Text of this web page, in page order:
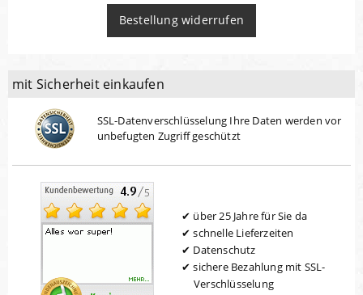
Bestellung widerrufen
mit Sicherheit einkaufen
SSL-Datenverschlüsselung Ihre Daten werden vor
unbefugten Zugriff geschützt
über 25 Jahre für Sie da
schnelle Lieferzeiten
Datenschutz
sichere Bezahlung mit SSL-
Verschlüsselung